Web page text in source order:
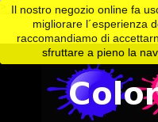
Il nostro negozio online fa
migliorare l´esperienza
raccomandiamo di
sfruttare a pieno la